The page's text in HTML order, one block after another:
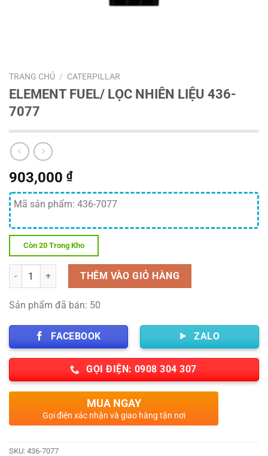
TRANG CHỦ / CATERPILLAR
ELEMENT FUEL/ LỌC NHIÊN LIỆU 436-
7077
903,000 ₫
Mã sản phẩm: 436-7077
Còn 20 Trong Kho
Số lượng THÊM VÀO GIỎ HÀNG
Sản phẩm đã bán: 50
FACEBOOK ZALO
GỌI ĐIỆN: 0908 304 307
MUA NGAY
Gọi điện xác nhận và giao hàng tận nơi
SKU: 436-7077